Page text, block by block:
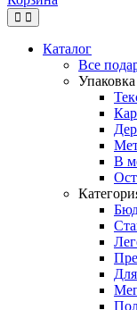
Каталог
Все
Упаковка
В